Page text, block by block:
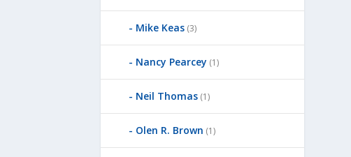
Mike Keas (3)
Nancy Pearcey (1)
Neil Thomas (1)
Olen R. Brown (1)